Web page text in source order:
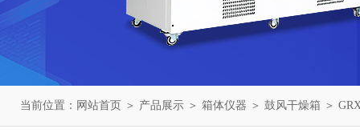
当前位置： 网站首页 ＞ 产品展示 ＞ 箱体仪器 ＞ 鼓风干燥箱 ＞